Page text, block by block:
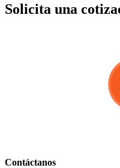
Solicita una
Contáctanos